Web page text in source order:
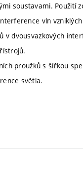
soustavami. Použití
vln
v dvousvazkových
proužků s šířkou
světla.